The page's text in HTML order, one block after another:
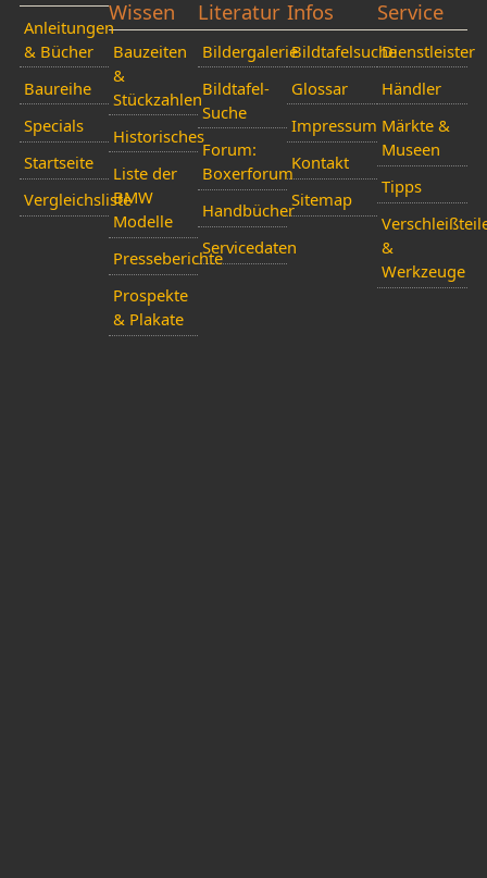
Anleitungen
& Bücher
Baureihe
Specials
Startseite
Vergleichsliste
Wissen
Bauzeiten
&
Stückzahlen
Historisches
Liste der
BMW
Modelle
Presseberichte
Prospekte
& Plakate
Literatur
Bildergalerie
Bildtafel-
Suche
Forum:
Boxerforum
Handbücher
Servicedaten
Infos
Bildtafelsuche
Glossar
Impressum
Kontakt
Sitemap
Service
Dienstleister
Händler
Märkte &
Museen
Tipps
&
Werkzeuge